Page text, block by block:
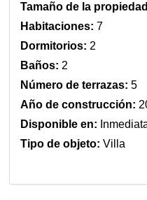
Tamaño de la
Habitaciones: 7
Dormitorios: 2
Baños: 2
Número de terrazas: 5
Año de construcción:
Disponible en:
Tipo de objeto: Villa